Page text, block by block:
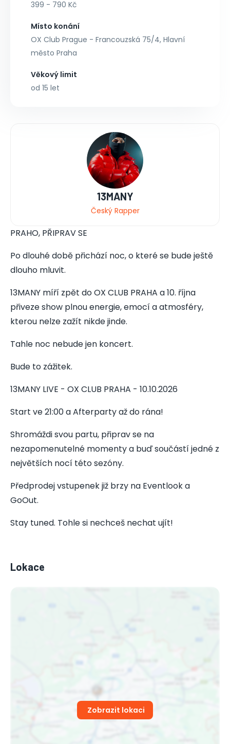
399 - 790 Kč
Místo konání
OX Club Prague - Francouzská 75/4, Hlavní
město Praha
Věkový limit
od 15 let
13MANY
Český Rapper
PRAHO, PŘIPRAV SE
Po dlouhé době přichází noc, o které se bude ještě
dlouho mluvit.
13MANY míří zpět do OX CLUB PRAHA a 10. října
přiveze show plnou energie, emocí a atmosféry,
kterou nelze zažít nikde jinde.
Tahle noc nebude jen koncert.
Bude to zážitek.
13MANY LIVE - OX CLUB PRAHA - 10.10.2026
Start ve 21:00 a Afterparty až do rána!
Shromáždi svou partu, připrav se na
nezapomenutelné momenty a buď součástí jedné z
největších nocí této sezóny.
Předprodej vstupenek již brzy na Eventlook a
GoOut.
Stay tuned. Tohle si nechceš nechat ujít!
Lokace
Zobrazit lokaci